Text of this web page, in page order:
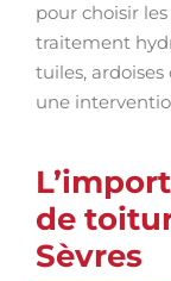
pour choisir
traitement
tuiles,
une
de
Sèvres